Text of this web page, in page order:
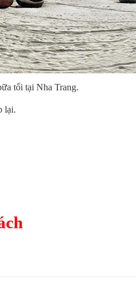
tối tại Nha Trang.
lại.